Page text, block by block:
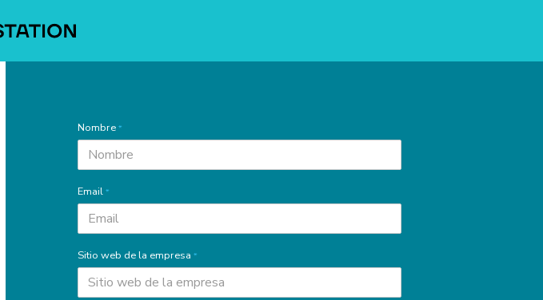
Nombre *
Email *
Sitio web de la empresa *